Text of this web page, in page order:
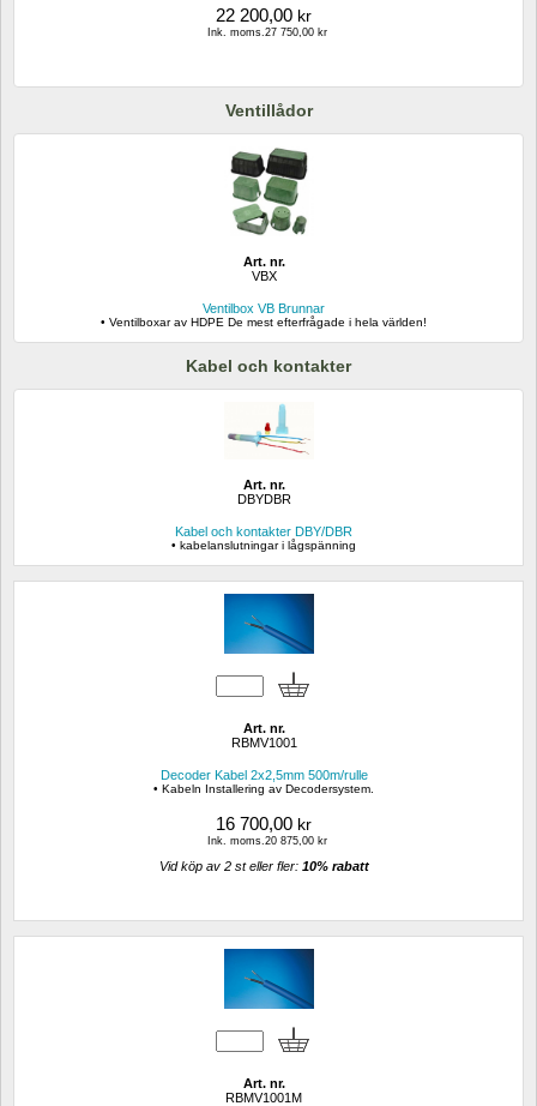
22 200,00 kr
Ink. moms.27 750,00 kr
Ventillådor
Art. nr.
VBX
Ventilbox VB Brunnar
• Ventilboxar av HDPE De mest efterfrågade i hela världen!
Kabel och kontakter
Art. nr.
DBYDBR
Kabel och kontakter DBY/DBR
• kabelanslutningar i lågspänning
Art. nr.
RBMV1001
Decoder Kabel 2x2,5mm 500m/rulle
• Kabeln Installering av Decodersystem.
16 700,00 kr
Ink. moms.20 875,00 kr
Vid köp av 2 st eller fler: 10% rabatt
Art. nr.
RBMV1001M